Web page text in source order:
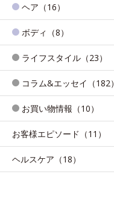
ヘア（16）
ボディ（8）
ライフスタイル（23）
コラム&エッセイ（182）
お買い物情報（10）
お客様エピソード（11）
ヘルスケア（18）